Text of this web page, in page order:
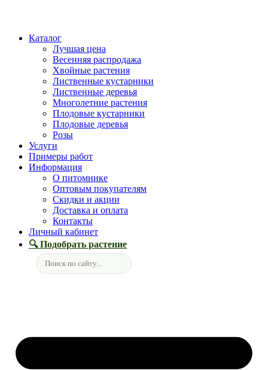
Каталог
Лучшая цена
Весенняя распродажа
Хвойные растения
Лиственные кустарники
Лиственные деревья
Многолетние растения
Плодовые кустарники
Плодовые деревья
Розы
Услуги
Примеры работ
Информация
О питомнике
Оптовым покупателям
Скидки и акции
Доставка и оплата
Контакты
Личный кабинет
🔍 Подобрать растение